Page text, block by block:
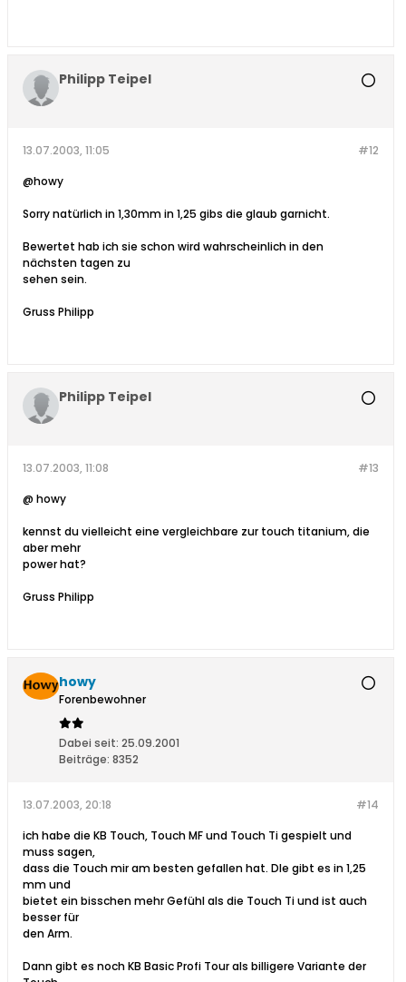
Philipp Teipel
#12
13.07.2003, 11:05
@howy
Sorry natürlich in 1,30mm in 1,25 gibs die glaub garnicht.
Bewertet hab ich sie schon wird wahrscheinlich in den
nächsten tagen zu
sehen sein.
Gruss Philipp
Philipp Teipel
#13
13.07.2003, 11:08
@ howy
kennst du vielleicht eine vergleichbare zur touch titanium, die
aber mehr
power hat?
Gruss Philipp
howy
Forenbewohner
Dabei seit: 25.09.2001
Beiträge: 8352
#14
13.07.2003, 20:18
ich habe die KB Touch, Touch MF und Touch Ti gespielt und
muss sagen,
dass die Touch mir am besten gefallen hat. DIe gibt es in 1,25
mm und
bietet ein bisschen mehr Gefühl als die Touch Ti und ist auch
besser für
den Arm.
Dann gibt es noch KB Basic Profi Tour als billigere Variante der